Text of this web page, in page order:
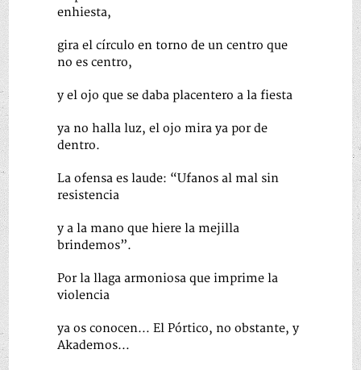
enhiesta,
gira el círculo en torno de un centro que
no es centro,
y el ojo que se daba placentero a la fiesta
ya no halla luz, el ojo mira ya por de
dentro.
La ofensa es laude: “Ufanos al mal sin
resistencia
y a la mano que hiere la mejilla
brindemos”.
Por la llaga armoniosa que imprime la
violencia
ya os conocen… El Pórtico, no obstante, y
Akademos…